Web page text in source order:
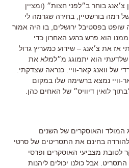
צ׳אנג בוחר ב״לפני חצות״ (ומציין
בורשטיין, בחירה שגרמה לי
שופט בפסטיבל ירושלים, בו היה אמור
הוא פרש ברגע האחרון כדי
אז את צ׳אנג – שידוע כמעריץ גדול
שלדעתי הוא יתמוגג מ״למלא את
של וואנג קאר-וויי. כנראה שצדקתי.
וויי נמצא ברשימה שלו במקום
לואין דיוויס״ של האחים כהן.
המולד והאוסקרים של השנים
בחינם את התסריטים של סרטי
לטובת מצביעי האוסקרים ופרסי
אבל כולנו יכולים ליהנות